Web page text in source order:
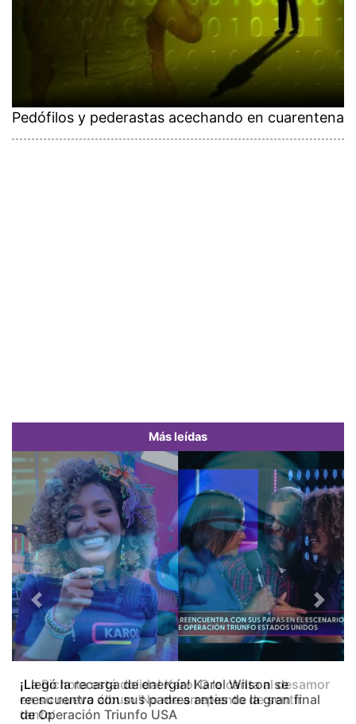
Pedófilos y pederastas acechando en cuarentena
Más leídas
¡La Bichota está dolida! Karol G le canta al desamor
en su nuevo álbum ‘No me arrepiento de sentir
tanto’
Previous Next